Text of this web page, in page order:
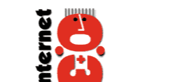
Internet
Скорая помощь